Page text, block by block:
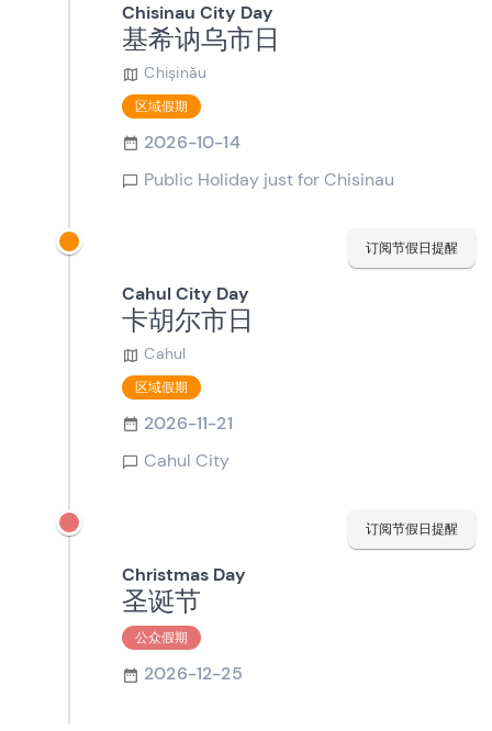
Chisinau City Day
基希讷乌市日
Chișinău
区域假期
2026-10-14
Public Holiday just for Chisinau
订阅节假日提醒
Cahul City Day
卡胡尔市日
Cahul
区域假期
2026-11-21
Cahul City
订阅节假日提醒
Christmas Day
圣诞节
公众假期
2026-12-25